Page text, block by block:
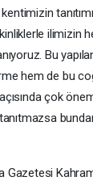
ilimizin
Bu
hem de bu
çok
Gazetesi